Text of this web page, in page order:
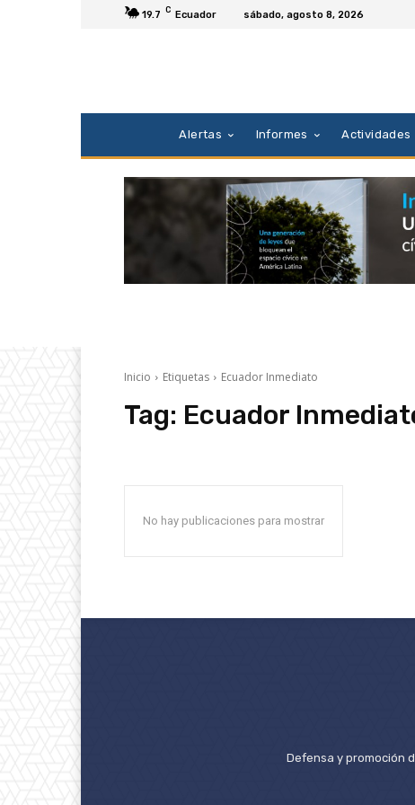
19.7 C Ecuador sábado, agosto 8, 2026
Alertas Informes Actividades
Inicio Etiquetas Ecuador Inmediato
Tag: Ecuador
No hay publicaciones para mostrar
Defensa y promoción